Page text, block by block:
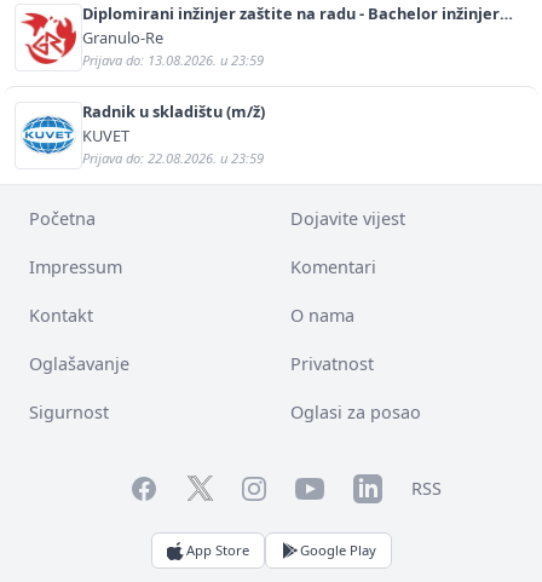
Diplomirani inžinjer zaštite na radu - Bachelor inžinjer
sigurnosti i pomoći (m/ž)
Granulo-Re
Prijava do: 13.08.2026. u 23:59
Radnik u skladištu (m/ž)
KUVET
Prijava do: 22.08.2026. u 23:59
Početna Dojavite vijest
Impressum Komentari
Kontakt O nama
Oglašavanje Privatnost
Sigurnost Oglasi za posao
FacebookTwitterInstagramYouTubeLinkedInRSS
App Store Google Play